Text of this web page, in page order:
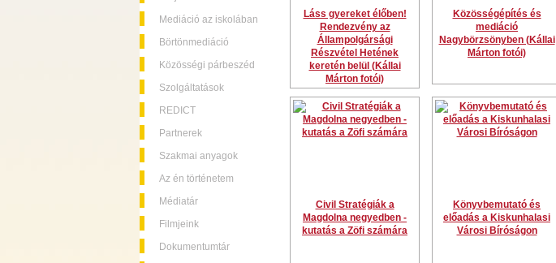
Mediáció az iskolában
Börtönmediáció
Közösségi párbeszéd
Szolgáltatások
REDICT
Partnerek
Szakmai anyagok
Az én történetem
Médiatár
Filmjeink
Dokumentumtár
Láss gyereket élőben!
Rendezvény az
Állampolgársági
Részvétel Hetének
keretén belül (Kállai
Márton fotói)
Közösségépítés és
mediáció
Nagybörzsönyben (Kállai
Márton fotói)
Civil Stratégiák a
Magdolna negyedben -
kutatás a Zöfi számára
Könyvbemutató és
előadás a Kiskunhalasi
Városi Bíróságon